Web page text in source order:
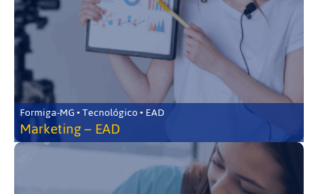
Formiga-MG • Tecnológico • EAD
Marketing – EAD